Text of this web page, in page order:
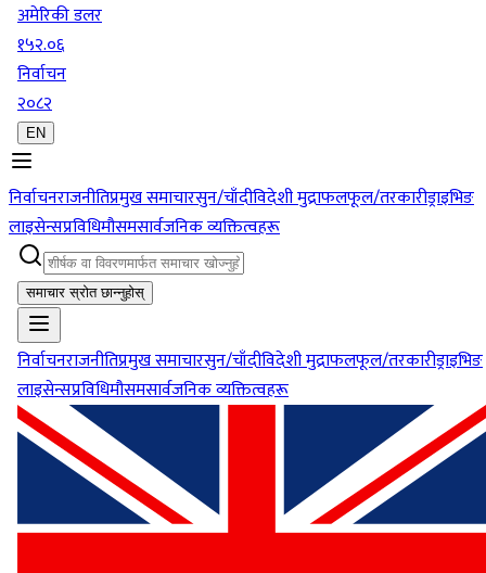
अमेरिकी डलर
१५२.०६
निर्वाचन
२०८२
EN
निर्वाचनराजनीतिप्रमुख समाचारसुन/चाँदीविदेशी मुद्राफलफूल/तरकारीड्राइभिङ
लाइसेन्सप्रविधिमौसमसार्वजनिक व्यक्तित्वहरू
समाचार स्रोत छान्नुहोस्
निर्वाचनराजनीतिप्रमुख समाचारसुन/चाँदीविदेशी मुद्राफलफूल/तरकारीड्राइभिङ
लाइसेन्सप्रविधिमौसमसार्वजनिक व्यक्तित्वहरू